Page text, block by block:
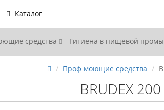
Каталог
средства Гигиена в пищевой
Проф моющие средства
BRUDEX